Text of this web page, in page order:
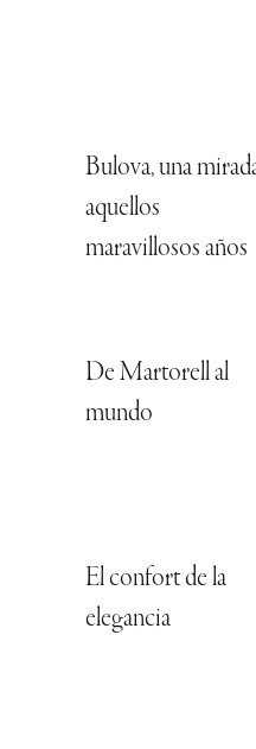
Bulova, una
aquellos
maravillosos años
De Martorell al
mundo
El confort de la
elegancia